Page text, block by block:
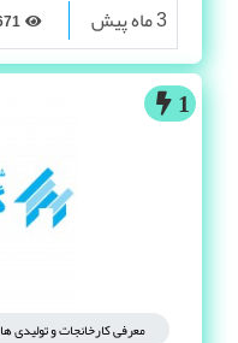
3 ماه پیش
1
معرفی کارخانجات و تولیدی ها